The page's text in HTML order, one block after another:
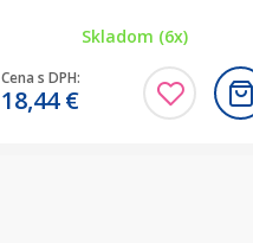
Skladom (6x)
Cena s DPH:
18,44€